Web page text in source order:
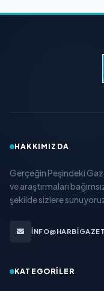
HAKKIMIZDA
Gerçeğin Peşindeki
ve araştırmaları
şekilde sizlere
KATEGORILER